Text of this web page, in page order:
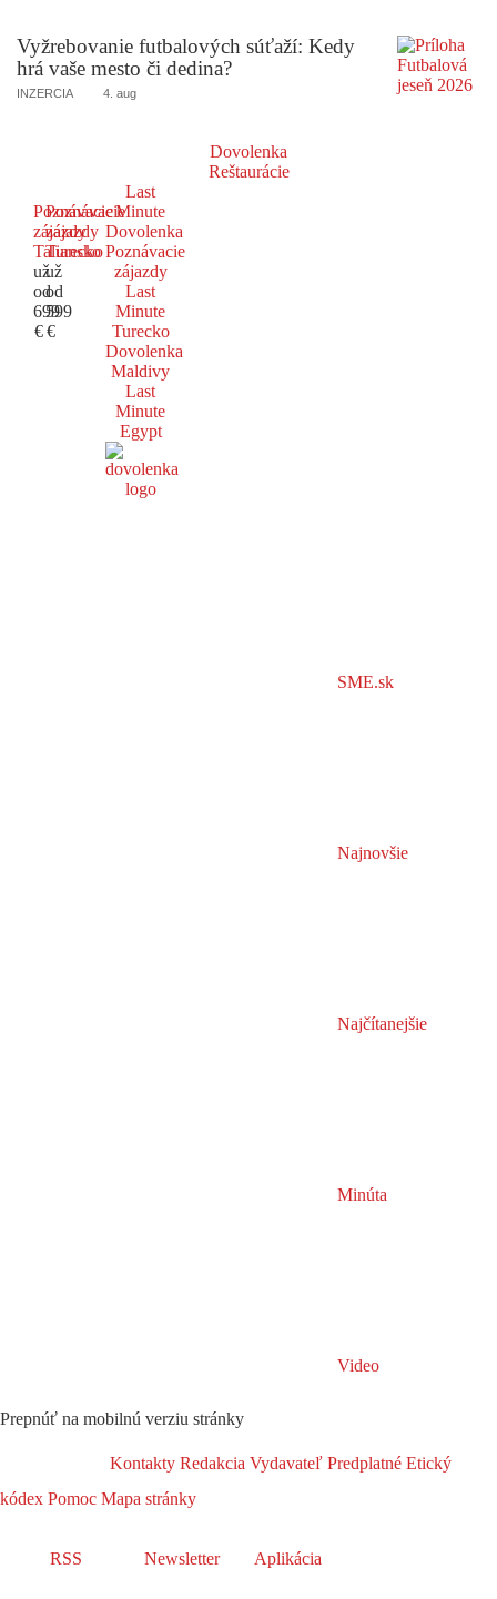
Vyžrebovanie futbalových súťaží: Kedy
hrá vaše mesto či dedina?
INZERCIA 4. aug
Dovolenka
Reštaurácie
Poznávacie
zájazdy
Taliansko
už
od
699
€
Poznávacie
zájazdy
Turecko
už
od
599
€
Last
Minute
Dovolenka
Poznávacie
zájazdy
Last
Minute
Turecko
Dovolenka
Maldivy
Last
Minute
Egypt
SME.sk
Najnovšie
Najčítanejšie
Minúta
Video
Prepnúť na mobilnú verziu stránky
Kontakty Redakcia Vydavateľ Predplatné Etický
kódex Pomoc Mapa stránky
RSS Newsletter Aplikácia